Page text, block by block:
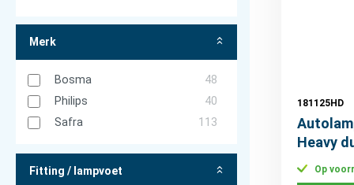
Merk
Bosma
48
Philips
40
Safra
113
Fitting / lampvoet
181125HD
Heavy
Op